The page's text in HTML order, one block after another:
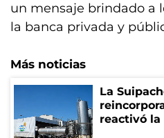
un mensaje brindado a
la banca privada y
Más noticias
La
reactivó la